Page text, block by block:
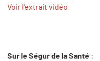
Voir l'extrait vidéo
Sur le Ségur de la Santé :